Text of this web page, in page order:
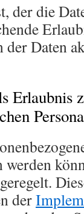
der die
der Daten
Erlaubnis
werden
geregelt.
der